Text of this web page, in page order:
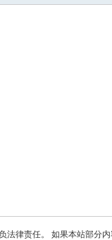
律责任。 如果本站部分